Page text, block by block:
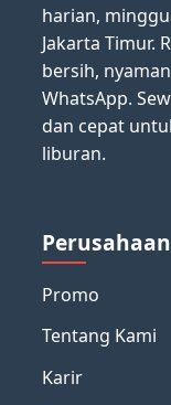
harian,
Jakarta Timur.
bersih,
WhatsApp.
dan cepat
liburan.
Perusahaan
Promo
Tentang Kami
Karir